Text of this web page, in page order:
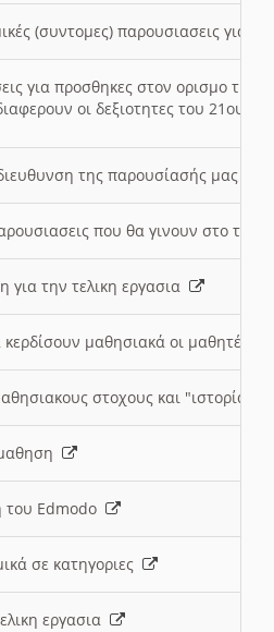
(συντομες) παρουσιασεις για
για προσθηκες στον ορισμο
οι δεξιοτητες του 21ου
της παρουσίασής μας
που θα γινουν στο
την τελικη εργασια
μαθησιακά οι μαθητές/
στοχους και "ιστορία"
του Edmodo
σε κατηγοριες
εργασια